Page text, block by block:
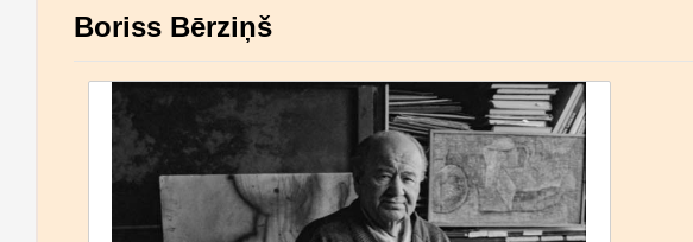
Boriss Bērziņš